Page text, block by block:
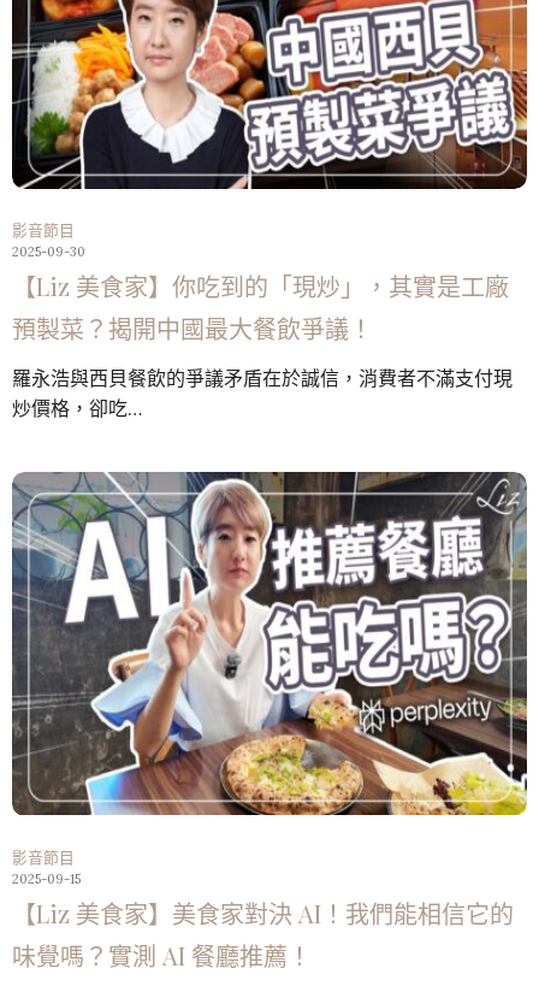
影音節目
2025-09-30
【Liz 美食家】你吃到的「現炒」，其實是工廠
預製菜？揭開中國最大餐飲爭議！
羅永浩與西貝餐飲的爭議矛盾在於誠信，消費者不滿支付現
炒價格，卻吃…
影音節目
2025-09-15
【Liz 美食家】美食家對決 AI！我們能相信它的
味覺嗎？實測 AI 餐廳推薦！